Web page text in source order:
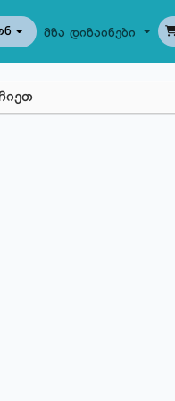
მზა დიზაინები